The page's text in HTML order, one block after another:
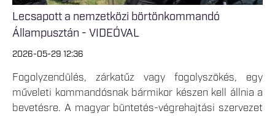
Lecsapott a nemzetközi börtönkommandó
Állampusztán - VIDEÓVAL
2026-05-29 12:36
Fogolyzendülés, zárkatűz vagy fogolyszökés, egy
műveleti kommandósnak bármikor készen kell állnia a
bevetésre. A magyar büntetés-végrehajtási szervezet